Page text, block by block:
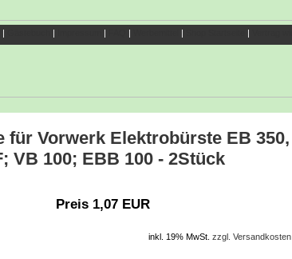
| | | | | |
für Vorwerk Elektrobürste EB 350,
VB 100; EBB 100 - 2Stück
Preis 1,07 EUR
inkl. 19% MwSt. zzgl. Versandkosten